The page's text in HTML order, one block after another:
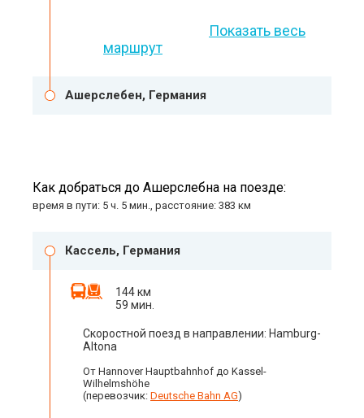
Показать весь
маршрут
Ашерслебен, Германия
Как добраться до Ашерслебна на поезде:
время в пути: 5 ч. 5 мин., расстояние: 383 км
Кассель, Германия
144 км
59 мин.
Скоростной поезд в направлении: Hamburg-
Altona
От Hannover Hauptbahnhof до Kassel-
Wilhelmshöhe
(перевозчик: Deutsche Bahn AG)